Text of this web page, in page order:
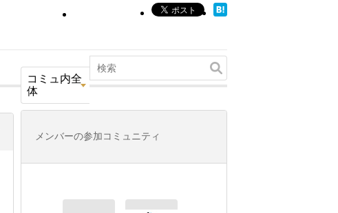
コミュ内全
体
メンバーの参加コミュニティ